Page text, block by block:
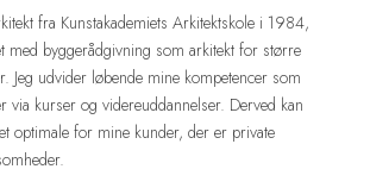
fra Kunstakademiets Arkitektskole i 1984,
med byggerådgivning som arkitekt for større
Jeg udvider løbende mine kompetencer som
via kurser og videreuddannelser. Derved kan
optimale for mine kunder, der er private